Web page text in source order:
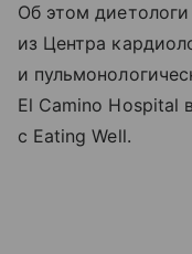
Об этом
из Центра
и
El Camino Hospital
с Eating Well.